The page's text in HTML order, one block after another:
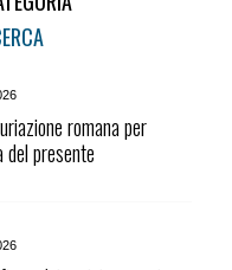
romana per
presente